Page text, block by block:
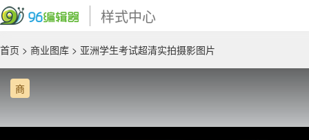
样式中心
首页 > 商业图库 > 亚洲学生考试超清实拍摄影图片
商